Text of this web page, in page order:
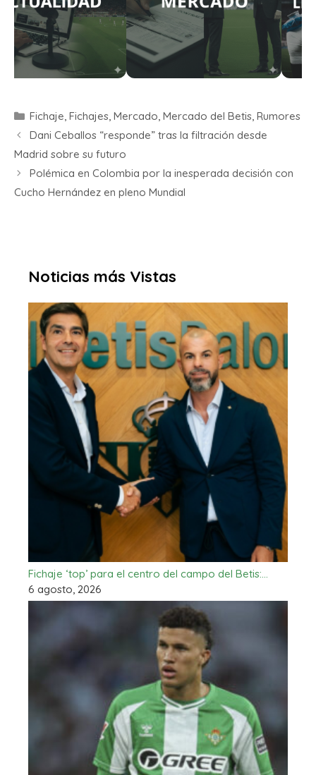
Fichaje, Fichajes, Mercado, Mercado del Betis, Rumores
Dani Ceballos “responde” tras la filtración desde
Madrid sobre su futuro
Polémica en Colombia por la inesperada decisión con
Cucho Hernández en pleno Mundial
Noticias más Vistas
Fichaje ‘top’ para el centro del campo del Betis:…
6 agosto, 2026